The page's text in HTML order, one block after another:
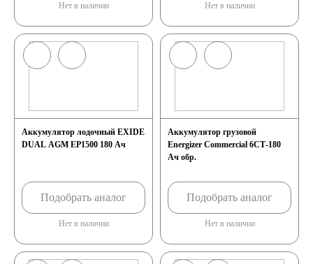
Нет в наличии Нет в наличии
Аккумулятор лодочный EXIDE
DUAL AGM EP1500 180 Ач
Подобрать аналог
Нет в наличии
Аккумулятор грузовой
Energizer Commercial 6СТ-180
Ач обр.
Подобрать аналог
Нет в наличии